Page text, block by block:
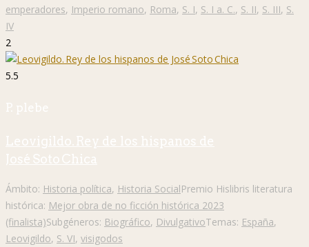
emperadores, Imperio romano, Roma, S. I, S. I a. C., S. II, S. III, S.
IV
2
5.5
P. plebe
Leovigildo. Rey de los hispanos de
José Soto Chica
Ámbito: Historia política, Historia SocialPremio Hislibris literatura
histórica: Mejor obra de no ficción histórica 2023
(finalista)Subgéneros: Biográfico, DivulgativoTemas: España,
Leovigildo, S. VI, visigodos